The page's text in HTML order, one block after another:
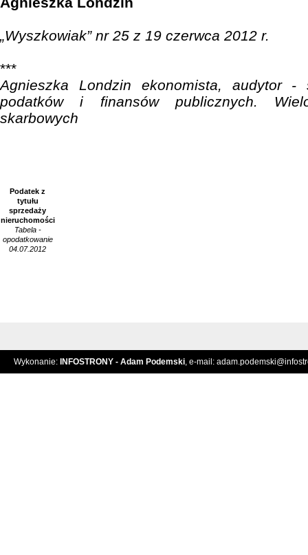
„Wyszkowiak” nr 25 z 19 czerwca 2012 r.
***
Agnieszka Londzin ekonomista, audytor -
podatków i finansów publicznych.
skarbowych
Podatek z
tytułu
sprzedaży
nieruchomości
Tabela -
opodatkowanie
04.07.2012
Wykonanie: INFOSTRONY - Adam Podemski, e-mail: